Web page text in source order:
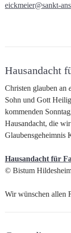
eickmeier@sankt-
Hausandacht
Christen glauben an
Sohn und Gott
kommenden
Hausandacht, die
Glaubensgeheimnis
Hausandacht für
© Bistum
Wir wünschen allen